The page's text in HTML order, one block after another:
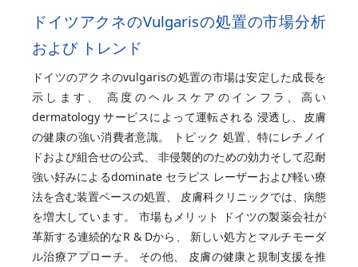
ドイツアクネのVulgarisの処置の市場分析
および トレンド
ドイツのアクネのvulgarisの処置の市場は安定した成長を
示します、 高度のヘルスケアのインフラ、高い
dermatology サービスによって運転される 浸透し、皮膚
の健康の強い消費者意識。 トピック 処置、特にレチノイ
ドおよび組合せの公式、 非侵襲的のための効力そして忍耐
強い好みによるdominate セラピス レーザーおよび軽い療
法を含む装置ベースの処置、 皮膚科クリニックでは、病態
を増大しています。 市場もメリット ドイツの製薬会社が
革新する連続的なR & Dから、 新しい処方とマルチモーダ
ル治療アプローチ。 その他、 皮膚の健康と規制支援を推